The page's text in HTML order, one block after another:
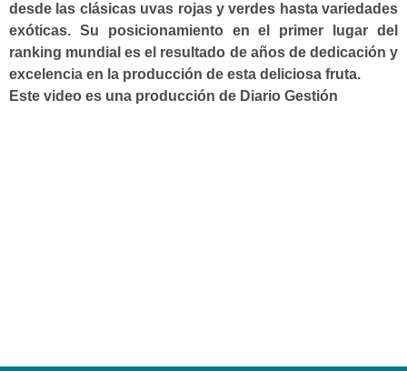
desde las clásicas uvas rojas y verdes hasta variedades
exóticas. Su posicionamiento en el primer lugar del
ranking mundial es el resultado de años de dedicación y
excelencia en la producción de esta deliciosa fruta.
Este video es una producción de Diario Gestión